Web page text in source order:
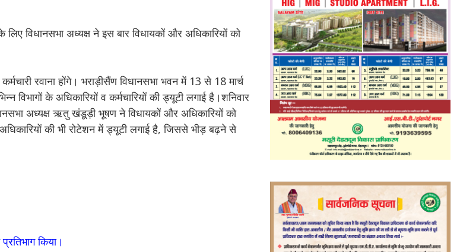
विधानसभा अध्यक्ष ने इस बार विधायकों और अधिकारियों को
रवाना होंगे। भराड़ीसैंण विधानसभा भवन में 13 से 18 मार्च
के अधिकारियों व कर्मचारियों की ड्यूटी लगाई है।शनिवार
अध्यक्ष ऋतु खंडूड़ी भूषण ने विधायकों और अधिकारियों को
की भी रोटेशन में ड्यूटी लगाई है, जिससे भीड़ बढ़ने से
किया।